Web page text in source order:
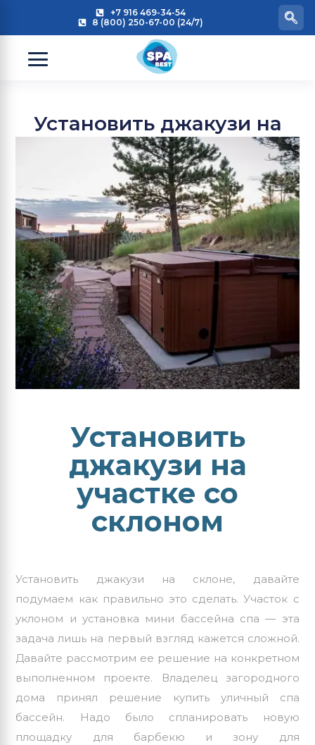
+7 916 469-34-54
8 (800) 250-67-00 (24/7)
Установить джакузи на
участке со склоном
Установить
джакузи на
участке со
склоном
Установить джакузи на склоне, давайте
подумаем как правильно это сделать. Участок с
уклоном и установка мини бассейна спа — эта
задача лишь на первый взгляд кажется сложной.
Давайте рассмотрим ее решение на конкретном
выполненном проекте. Владелец загородного
дома принял решение купить уличный спа
бассейн. Надо было спланировать новую
площадку для барбекю и зону для